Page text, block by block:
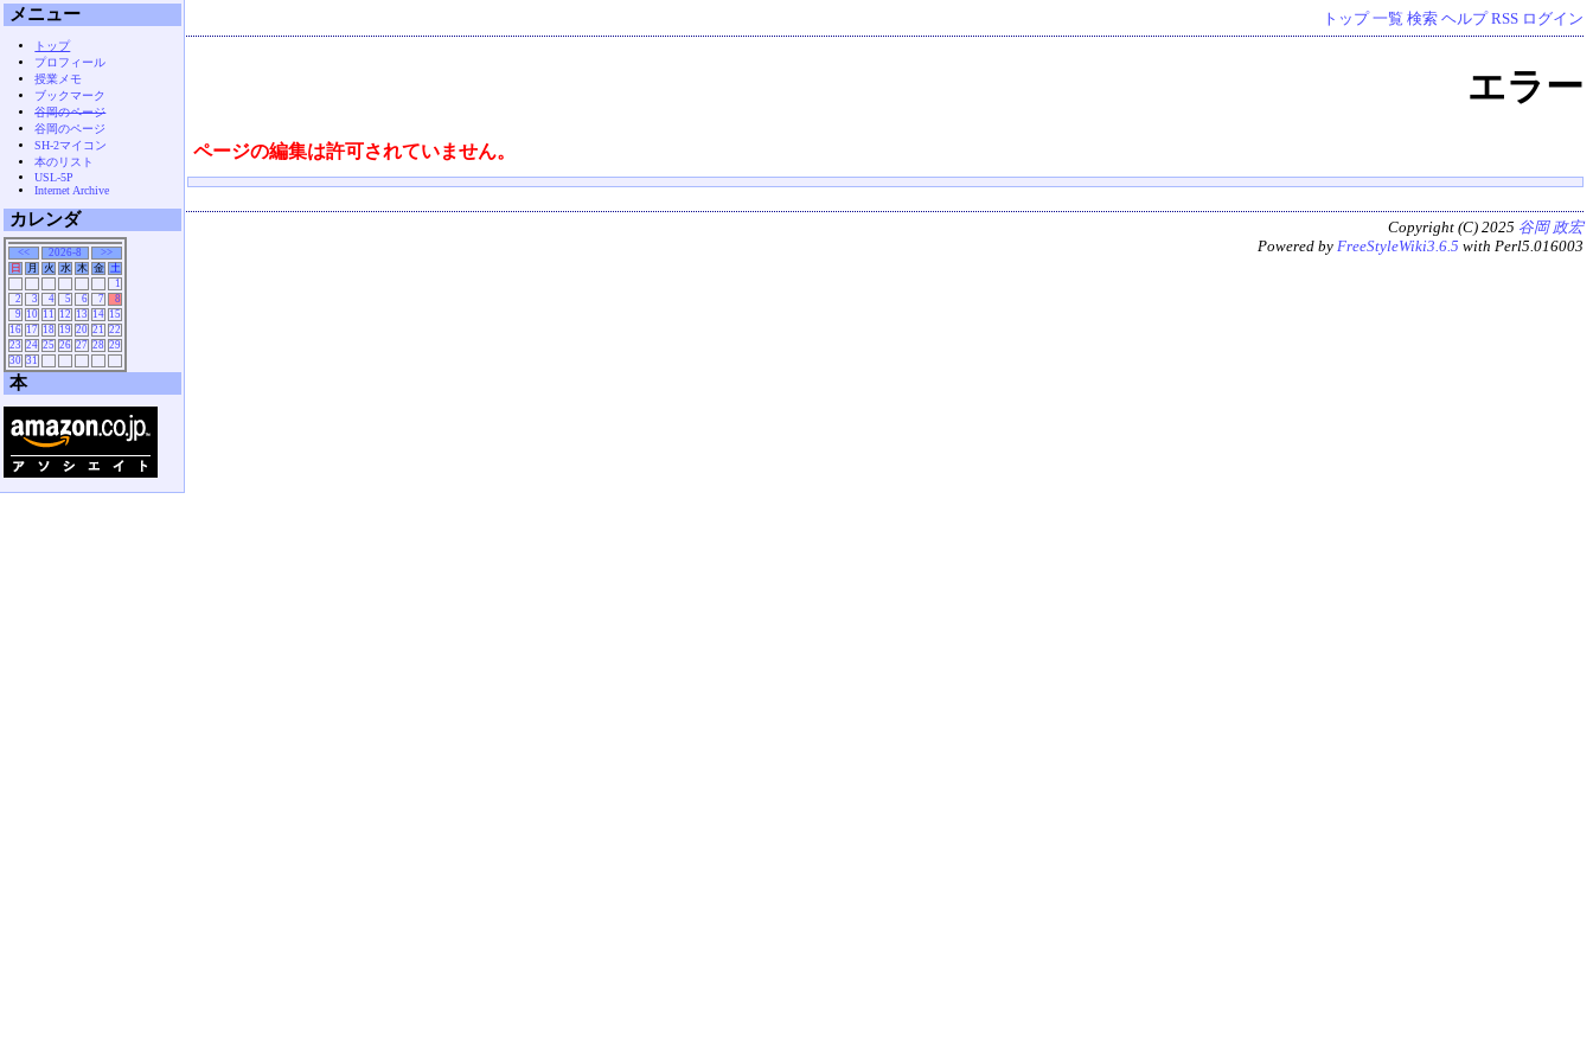
トップ 一覧 検索 ヘルプ RSS ログイン
エラー
ページの編集は許可されていません。
メニュー
トップ
プロフィール
授業メモ
ブックマーク
谷岡のページ
谷岡のページ
SH-2マイコン
本のリスト
USL-5P
Internet Archive
カレンダ
<< 2026-8
>>
日
月 火 水 木 金
土
1
2
3 4 5 6 7
8
9 10 11 12 13 14 15
16 17 18 19 20 21
22
23 24 25 26 27 28 29
30 31
本
Copyright (C) 2025 谷岡 政宏
Powered by FreeStyleWiki3.6.5 with Perl5.016003